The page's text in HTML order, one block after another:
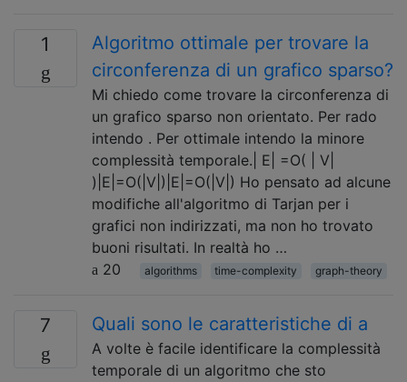
1
Algoritmo ottimale per trovare la
circonferenza di un grafico sparso?
Mi chiedo come trovare la circonferenza di
un grafico sparso non orientato. Per rado
intendo . Per ottimale intendo la minore
complessità temporale.| E| =O( | V|
)|E|=O(|V|)|E|=O(|V|) Ho pensato ad alcune
modifiche all'algoritmo di Tarjan per i
grafici non indirizzati, ma non ho trovato
buoni risultati. In realtà ho …
20
algorithms time-complexity graph-theory
7 Quali sono le caratteristiche di a
A volte è facile identificare la complessità
temporale di un algoritmo che sto